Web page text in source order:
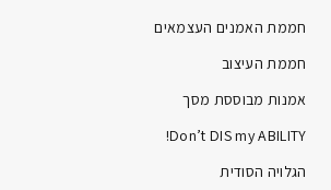
חממת האמנים העצמאים
חממת העיצוב
אמנות מבוססת מסך
Don’t DIS my ABILITY!
הגלויה הסודית